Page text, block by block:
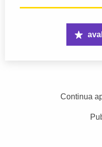
Continua